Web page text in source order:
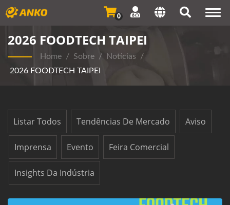
0
2026 FOODTECH TAIPEI
Home / Sobre / Notícias
/
2026 FOODTECH TAIPEI
Listar Todos Tendências De Mercado Aviso
Imprensa Evento Feira Comercial
Insights Da Indústria